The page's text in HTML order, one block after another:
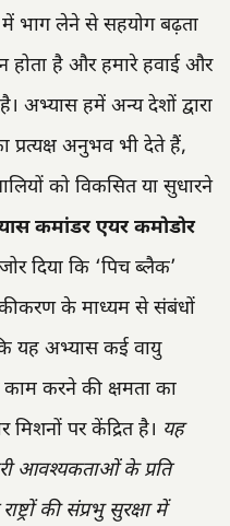
भाग लेने से सहयोग बढ़ता
होता है और हमारे हवाई और
अभ्यास हमें अन्य देशों द्वारा
प्रत्यक्ष अनुभव भी देते हैं,
को विकसित या सुधारने
कमांडर एयर कमोडोर
दिया कि ‘पिच ब्लैक’
के माध्यम से संबंधों
यह अभ्यास कई वायु
करने की क्षमता का
पर केंद्रित है। यह
आवश्यकताओं के प्रति
की संप्रभु सुरक्षा में